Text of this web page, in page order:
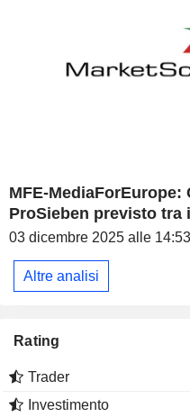
MFE-
ProSieben previsto tra
03 dicembre 2025 alle 14:53
Altre analisi
Rating
Trader
Investimento